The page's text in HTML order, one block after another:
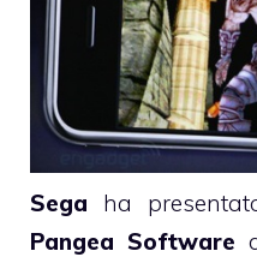
Sega ha
Pangea Software